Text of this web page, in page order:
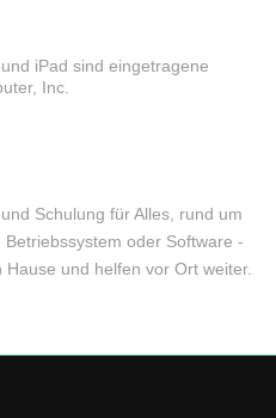
iPad sind eingetragene
Inc.
Schulung für Alles, rund um
oder Software -
und helfen vor Ort weiter.